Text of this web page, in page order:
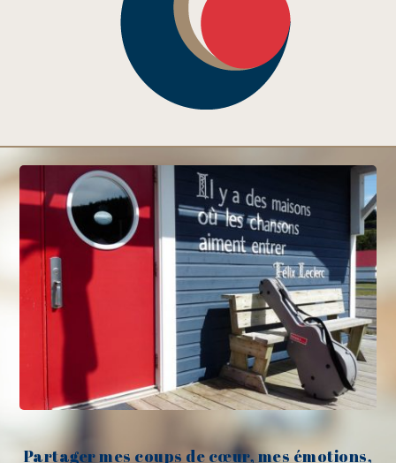
Partager mes coups de cœur, mes émotions,